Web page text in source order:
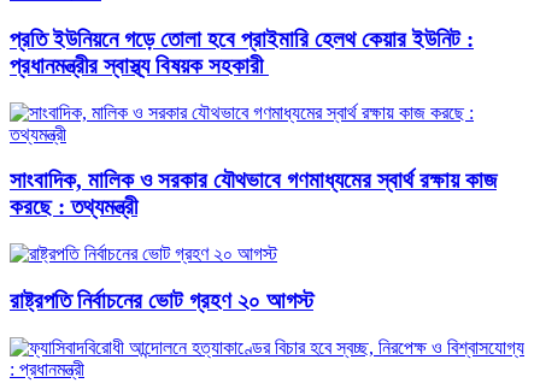
প্রতি ইউনিয়নে গড়ে তোলা হবে প্রাইমারি হেলথ কেয়ার ইউনিট :
প্রধানমন্ত্রীর স্বাস্থ্য বিষয়ক সহকারী
সাংবাদিক, মালিক ও সরকার যৌথভাবে গণমাধ্যমের স্বার্থ রক্ষায় কাজ
করছে : তথ্যমন্ত্রী
রাষ্ট্রপতি নির্বাচনের ভোট গ্রহণ ২০ আগস্ট